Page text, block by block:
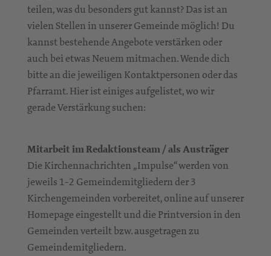
teilen, was du besonders gut kannst? Das ist an
vielen Stellen in unserer Gemeinde möglich! Du
kannst bestehende Angebote verstärken oder
auch bei etwas Neuem mitmachen. Wende dich
bitte an die jeweiligen Kontaktpersonen oder das
Pfarramt. Hier ist einiges aufgelistet, wo wir
gerade Verstärkung suchen:
Mitarbeit im Redaktionsteam / als Austräger
Die Kirchennachrichten „Impulse“ werden von
jeweils 1-2 Gemeindemitgliedern der 3
Kirchengemeinden vorbereitet, online auf unserer
Homepage eingestellt und die Printversion in den
Gemeinden verteilt bzw. ausgetragen zu
Gemeindemitgliedern.